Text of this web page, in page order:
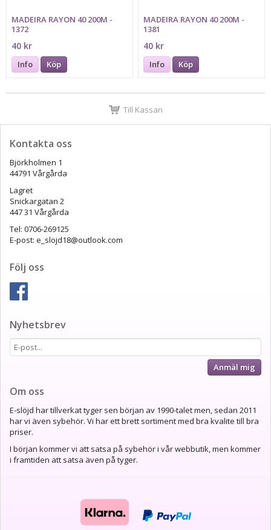
MADEIRA RAYON 40 200M -
1372
40 kr
Info Köp
MADEIRA RAYON 40 200M -
1381
40 kr
Info Köp
Till Kassan
Kontakta oss
Björkholmen 1
44791 Vårgårda
Lagret
Snickargatan 2
447 31 Vårgårda
Tel: 0706-269125
E-post: e_slojd18@outlook.com
Följ oss
Nyhetsbrev
Anmäl mig
Om oss
E-slöjd har tillverkat tyger sen början av 1990-talet men, sedan 2011
har vi även sybehör. Vi har ett brett sortiment med bra kvalite till bra
priser.
I början kommer vi att satsa på sybehör i vår webbutik, men kommer
i framtiden att satsa även på tyger.